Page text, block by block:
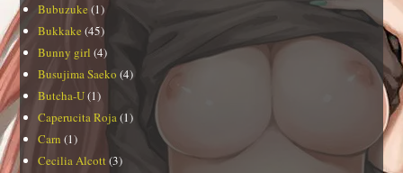
Bubuzuke (1)
Bukkake (45)
Bunny girl (4)
Busujima Saeko (4)
Butcha-U(1)
Caperucita Roja(1)
Carn (1)
Cecilia Alcott(3)